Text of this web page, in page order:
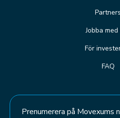
Partners
Jobba med
För
FAQ
Prenumerera på Movexums